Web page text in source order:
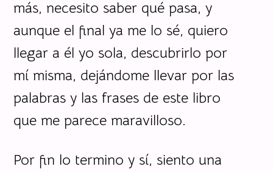
más, necesito saber qué pasa, y
aunque el final ya me lo sé, quiero
llegar a él yo sola, descubrirlo por
mí misma, dejándome llevar por las
palabras y las frases de este libro
que me parece maravilloso.
Por fin lo termino y sí, siento una